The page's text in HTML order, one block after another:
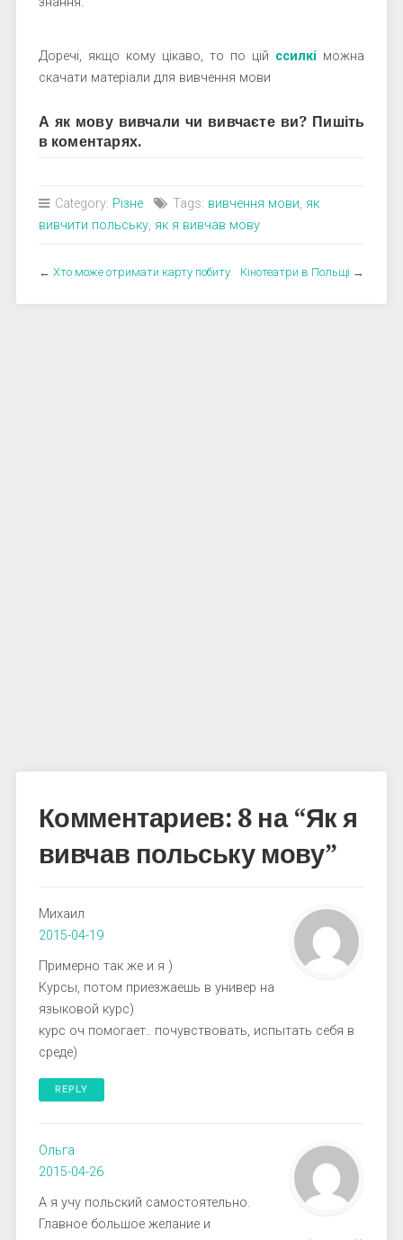
Доречі, якщо кому цікаво, то по цій ссилкі можна
скачати матеріали для вивчення мови
А як мову вивчали чи вивчаєте ви? Пишіть
в коментарях.
Category: Різне Tags: вивчення мови, як
вивчити польську, як я вивчав мову
← Хто може отримати карту побиту Кінотеатри в Польщі →
Комментариев: 8 на “Як я
вивчав польську мову”
Михаил
2015-04-19
Примерно так же и я )
Курсы, потом приезжаешь в универ на
языковой курс)
курс оч помогает.. почувствовать, испытать себя в
среде)
REPLY
Ольга
2015-04-26
А я учу польский самостоятельно.
Главное большое желание и